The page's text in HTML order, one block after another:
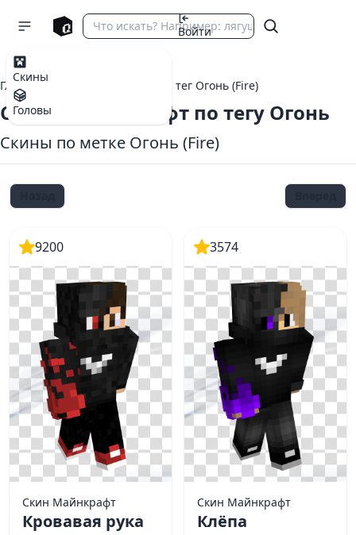
Скины
Головы
Войти
Главная тег Огонь (Fire)
Скины Майнкрафт по тегу Огонь
Скины по метке Огонь (Fire)
9200
Скин Майнкрафт
Кровавая рука
3574
Скин Майнкрафт
Клёпа